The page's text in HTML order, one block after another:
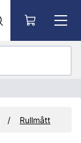
Rullmått